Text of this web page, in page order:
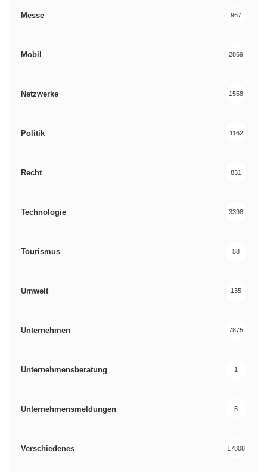
Messe 967
Mobil 2869
Netzwerke 1558
Politik 1162
Recht 831
Technologie 3398
Tourismus 58
Umwelt 135
Unternehmen 7875
Unternehmensberatung 1
Unternehmensmeldungen 5
Verschiedenes 17808